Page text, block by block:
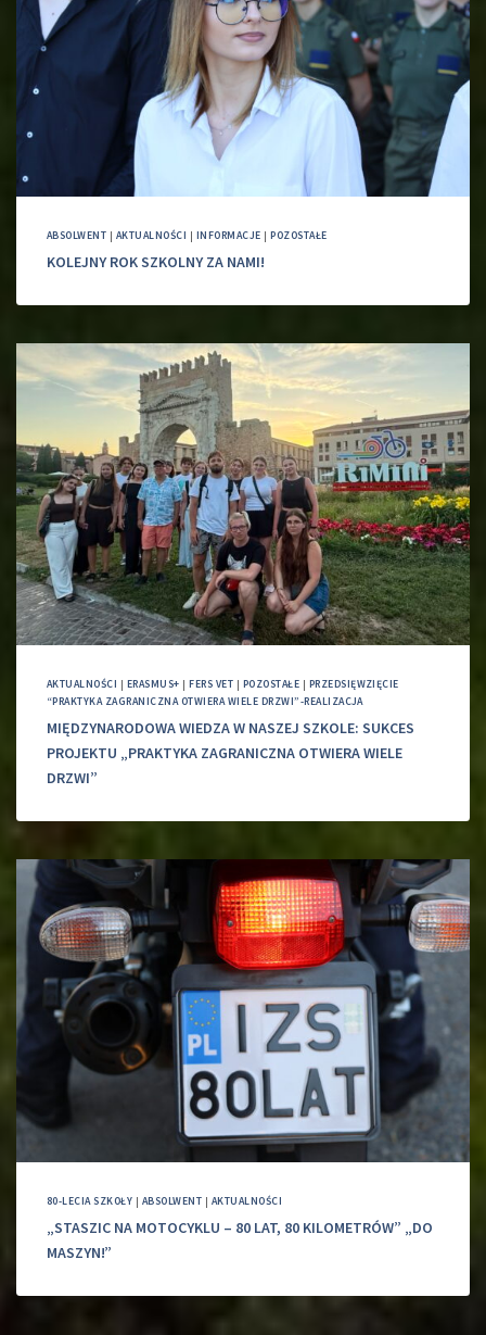
ABSOLWENT | AKTUALNOŚCI | INFORMACJE |POZOSTAŁE
KOLEJNY ROK SZKOLNY ZA NAMI!
AKTUALNOŚCI | ERASMUS+ |FERS VET | POZOSTAŁE | PRZEDSIĘWZIĘCIE
“PRAKTYKA ZAGRANICZNA OTWIERA WIELE DRZWI”-REALIZACJA
MIĘDZYNARODOWA WIEDZA W NASZEJ SZKOLE: SUKCES
PROJEKTU „PRAKTYKA ZAGRANICZNA OTWIERA WIELE
DRZWI”
80-LECIA SZKOŁY | ABSOLWENT | AKTUALNOŚCI
„STASZIC NA MOTOCYKLU – 80 LAT, 80 KILOMETRÓW” „DO
MASZYN!”